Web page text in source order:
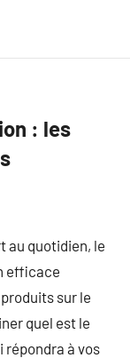
: les
au quotidien, le
efficace
sur le
quel est le
à vos